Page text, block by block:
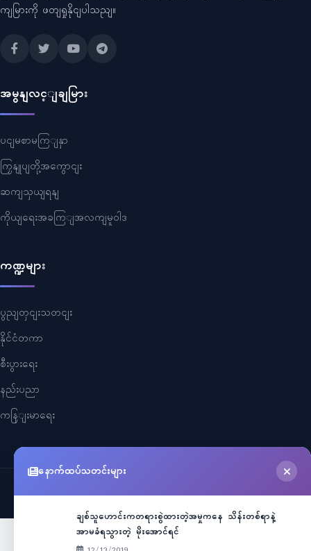
ကျမြားကို ဖတျရှုနိုငျပါသညျ။
အမွနျလင့ျချမြား
ပငျမစာမကြျနှာ
ကြှနျုပျတို့အကွောငျး
ဆကျသှယျရနျ
ကိုယျရေးအခကြျအလကျမူဝါဒ
ကဏ္ဍများ
ပွညျတှငျးသတငျး
နိုင်ငံတကာ
စီးပွားရေး
နည်းပညာ
ကနြျးမာရေး
©2026Myanmar Cele News. All Rights Reserved.
နောက်ထပ်သတင်းများ
ချစ်သူဟောင်းကတရားစွဲထားတဲ့အမှုကနေ သိန်းတစ်ရာနဲ့
အာမခံရသွားတဲ့ မိုးအောင်ရင်